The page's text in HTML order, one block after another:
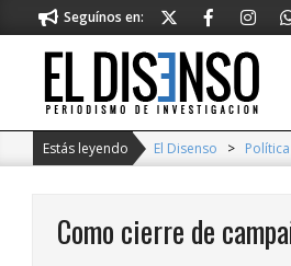
to
content
Seguínos en:
El
Disenso
Estás leyendo El Disenso > Política
Como cierre de